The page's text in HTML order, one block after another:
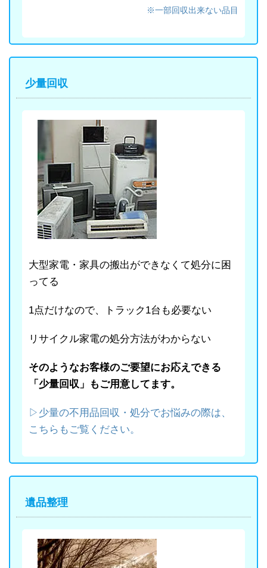
※一部回収出来ない品目
少量回収
大型家電・家具の搬出ができなくて処分に困
ってる
1点だけなので、トラック1台も必要ない
リサイクル家電の処分方法がわからない
そのようなお客様のご要望にお応えできる
「少量回収」もご用意してます。
▷少量の不用品回収・処分でお悩みの際は、
こちらもご覧ください。
遺品整理